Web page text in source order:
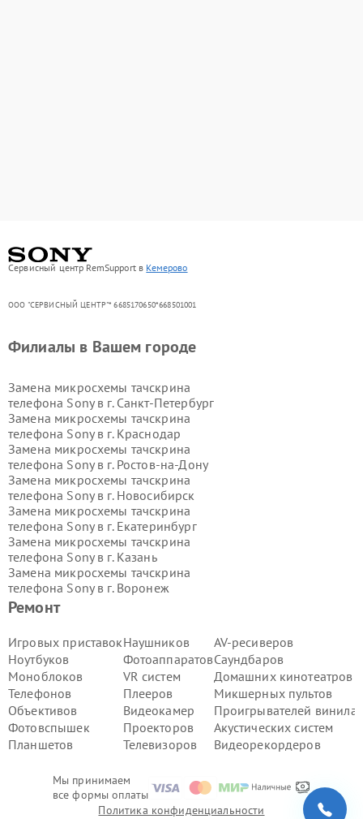
Сервисный центр RemSupport в Кемерово
ООО "СЕРВИСНЫЙ ЦЕНТР"* 6685170650*668501001
Мы принимаем
все формы оплаты
Ремонт
Игровых приставок
Ноутбуков
Моноблоков
Телефонов
Объективов
Фотовспышек
Планшетов
Наушников
Фотоаппаратов
VR систем
Плееров
Видеокамер
Проекторов
Телевизоров
AV-ресиверов
Саундбаров
Домашних кинотеатров
Микшерных пультов
Проигрывателей винила
Акустических систем
Видеорекордеров
Филиалы в Вашем городе
Замена микросхемы тачскрина
телефона Sony в г. Санкт-Петербург
Замена микросхемы тачскрина
телефона Sony в г. Краснодар
Замена микросхемы тачскрина
телефона Sony в г. Ростов-на-Дону
Замена микросхемы тачскрина
телефона Sony в г. Новосибирск
Замена микросхемы тачскрина
телефона Sony в г. Екатеринбург
Замена микросхемы тачскрина
телефона Sony в г. Казань
Замена микросхемы тачскрина
телефона Sony в г. Воронеж
Замена микросхемы тачскрина
телефона Sony в г.
телефона Sony в г.Самара
Замена микросхемы тачскрина
телефона Sony в г.
Пермь
Замена микросхемы тачскрина
телефона Sony в г.
Красноярск
Замена микросхемы тачскрина
телефона Sony в г.
Ижевск
Замена микросхемы тачскрина
телефона Sony в г.
Замена микросхемы тачскрина
телефона Sony в г.Тюмень
Политика конфиденциальности